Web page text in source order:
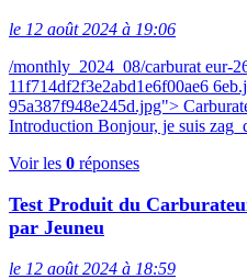
le 12 août 2024 à 19:06
/monthly_2024_08/carburat eur-
11f714df2f3e2abd1e6f00ae6
95a387f948e245d.jpg">
Introduction Bonjour, je suis
Voir les 0 réponses
Test Produit du
par Jeuneu
le 12 août 2024 à 18:59